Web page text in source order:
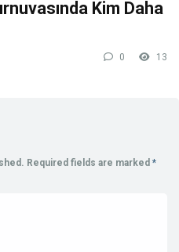
Kim Daha
0 13
Required fields are marked *